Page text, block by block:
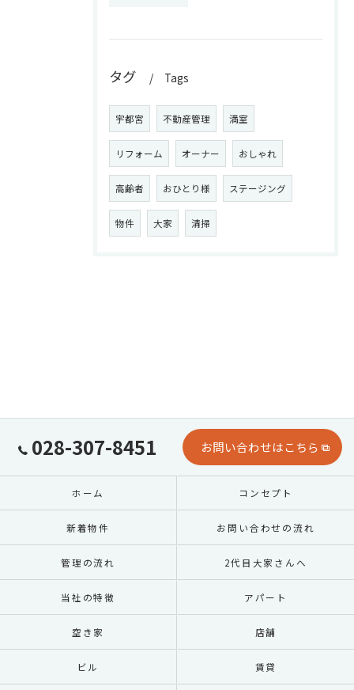
タグ Tags
宇都宮 不動産管理 満室
リフォーム オーナー おしゃれ
高齢者 おひとり様 ステージング
物件 大家 清掃
028-307-8451 お問い合わせはこちら
ホーム コンセプト
新着物件 お問い合わせの流れ
管理の流れ 2代目大家さんへ
当社の特徴 アパート
空き家 店舗
ビル 賃貸